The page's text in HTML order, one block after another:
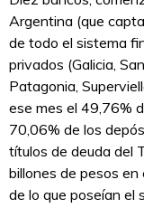
Argentina (que
de todo el sistema
privados (Galicia,
Patagonia,
ese mes el 49,76%
70,06% de los
títulos de deuda del
billones de pesos
de lo que poseían el